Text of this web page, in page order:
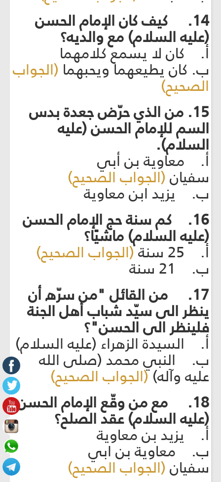
14. كيف كان الإمام الحسن
(عليه السلام) مع والديه؟
أ. كان لا يسمع كلامهما
ب. كان يطيعهما ويحبهما (الجواب
الصحيح)
15. من الذي حرّض جعدة بدس
السم للإمام الحسن (عليه
السلام).
أ. معاوية بن أبي
سفيان (الجواب الصحيح)
ب. يزيد ابن معاوية
16. كم سنة حج الإمام الحسن
(عليه السلام) ماشيًا؟
أ. 25 سنة (الجواب الصحيح)
ب. 21 سنة
17. من القائل "من سرّه أن
ينظر الى سيّد شباب أهل الجنة
فلينظر الى الحسن"؟
أ. السيدة الزهراء (عليه السلام)
ب. النبي محمد (صلى الله
عليه وآله)(الجواب الصحيح)
18. مع من وقّع الإمام الحسن
(عليه السلام) عقد الصلح؟
أ. يزيد بن معاوية
ب. معاوية بن ابي
سفيان (الجواب الصحيح)